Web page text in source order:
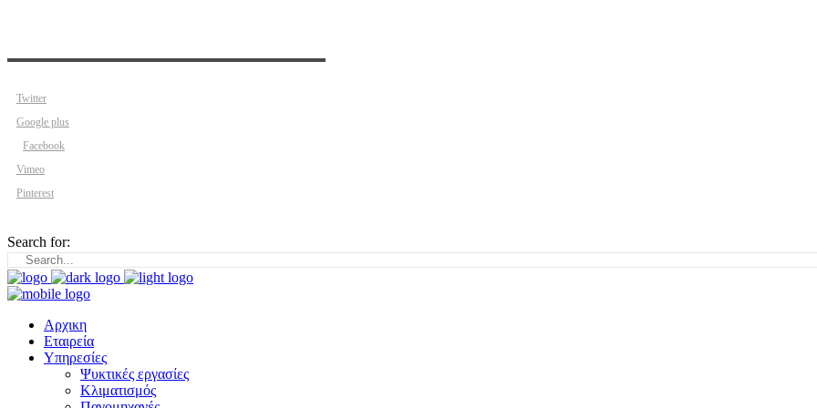
Twitter
Google plus
Facebook
Vimeo
Pinterest
Search for:
Αρχικη
Εταιρεία
Υπηρεσίες
Ψυκτικές εργασίες
Κλιματισμός